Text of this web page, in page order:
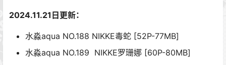
2024.11.21日更新：
水淼aqua NO.188 NIKKE毒蛇 [52P-77MB]
水淼aqua NO.189 NIKKE罗珊娜 [60P-80MB]